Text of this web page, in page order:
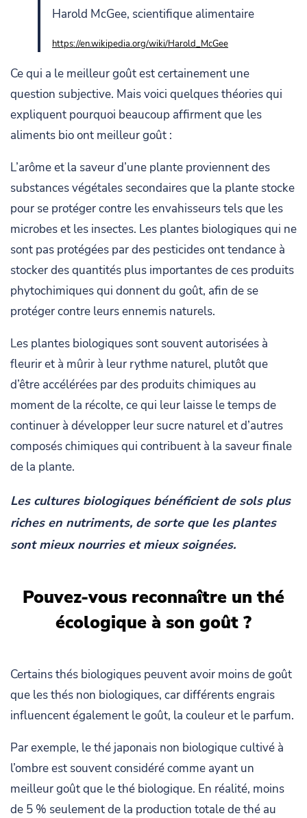
Harold McGee, scientifique alimentaire
https://en.wikipedia.org/wiki/Harold_McGee
Ce qui a le meilleur goût est certainement une
question subjective. Mais voici quelques théories qui
expliquent pourquoi beaucoup affirment que les
aliments bio ont meilleur goût :
L’arôme et la saveur d’une plante proviennent des
substances végétales secondaires que la plante stocke
pour se protéger contre les envahisseurs tels que les
microbes et les insectes. Les plantes biologiques qui ne
sont pas protégées par des pesticides ont tendance à
stocker des quantités plus importantes de ces produits
phytochimiques qui donnent du goût, afin de se
protéger contre leurs ennemis naturels.
Les plantes biologiques sont souvent autorisées à
fleurir et à mûrir à leur rythme naturel, plutôt que
d’être accélérées par des produits chimiques au
moment de la récolte, ce qui leur laisse le temps de
continuer à développer leur sucre naturel et d’autres
composés chimiques qui contribuent à la saveur finale
de la plante.
Les cultures biologiques bénéficient de sols plus
riches en nutriments, de sorte que les plantes
sont mieux nourries et mieux soignées.
Pouvez-vous reconnaître un thé
écologique à son goût ?
Certains thés biologiques peuvent avoir moins de goût
que les thés non biologiques, car différents engrais
influencent également le goût, la couleur et le parfum.
Par exemple, le thé japonais non biologique cultivé à
l’ombre est souvent considéré comme ayant un
meilleur goût que le thé biologique. En réalité, moins
de 5 % seulement de la production totale de thé au